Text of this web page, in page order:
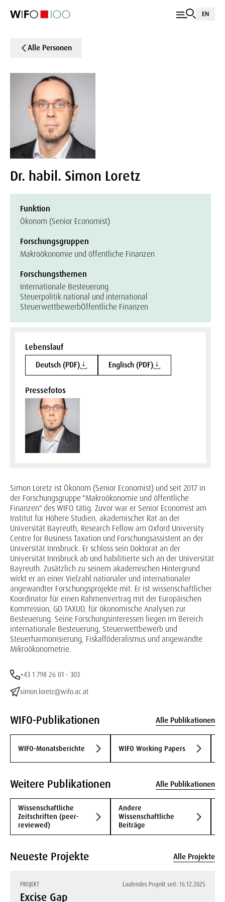
EN
Alle Personen
Dr. habil. Simon Loretz
Funktion
Ökonom (Senior Economist)
Forschungsgruppen
Makroökonomie und öffentliche Finanzen
Forschungsthemen
Internationale Besteuerung
Steuerpolitik national und international
SteuerwettbewerbÖffentliche Finanzen
Lebenslauf
Deutsch (PDF) Englisch (PDF)
Pressefotos
Simon Loretz ist Ökonom (Senior Economist) und seit 2017 in
der Forschungsgruppe "Makroökonomie und öffentliche
Finanzen" des WIFO tätig. Zuvor war er Senior Economist am
Institut für Höhere Studien, akademischer Rat an der
Universität Bayreuth, Research Fellow am Oxford University
Centre for Business Taxation und Forschungsassistent an der
Universität Innsbruck. Er schloss sein Doktorat an der
Universität Innsbruck ab und habilitierte sich an der Universität
Bayreuth. Zusätzlich zu seinem akademischen Hintergrund
wirkt er an einer Vielzahl nationaler und internationaler
angewandter Forschungsprojekte mit. Er ist wissenschaftlicher
Koordinator für einen Rahmenvertrag mit der Europäischen
Kommission, GD TAXUD, für ökonomische Analysen zur
Besteuerung. Seine Forschungsinteressen liegen im Bereich
internationale Besteuerung, Steuerwettbewerb und
Steuerharmonisierung, Fiskalföderalismus und angewandte
Mikroökonometrie.
+43 1 798 26 01 - 303
simon.loretz@wifo.ac.at
WIFO-Publikationen Alle Publikationen
WIFO-Monatsberichte WIFO Working Papers
Weitere Publikationen Alle Publikationen
Wissenschaftliche
Zeitschriften (peer-
reviewed)
Andere
Wissenschaftliche
Beiträge
Neueste Projekte Alle Projekte
PROJEKT Laufendes Projekt seit: 16.12.2025
Excise Gap